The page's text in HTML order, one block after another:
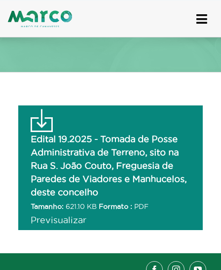
to
Edital 19.2025 - Tomada de Posse
Administrativa de Terreno, sito na
Rua S. João Couto, Freguesia de
Paredes de Viadores e Manhucelos,
deste concelho
Tamanho: 621.10 KB Formato : PDF
Previsualizar